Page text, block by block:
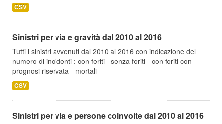
CSV
Sinistri per via e gravità dal 2010 al 2016
Tutti i sinistri avvenuti dal 2010 al 2016 con indicazione del
numero di incidenti : con feriti - senza feriti - con feriti con
prognosi riservata - mortali
CSV
Sinistri per via e persone coinvolte dal 2010 al 2016